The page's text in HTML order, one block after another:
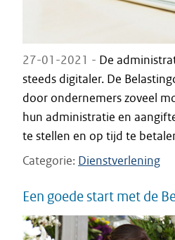
27-01-2021 - De
steeds digitaler. De
door ondernemers zoveel
hun administratie en
te stellen en op tijd te
Categorie Dienstverlening
Een goede start met de